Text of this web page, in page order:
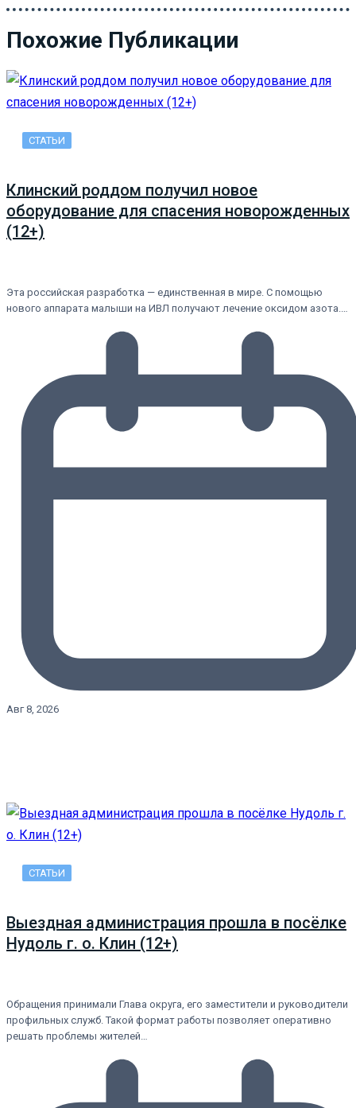
Похожие Публикации
СТАТЬИ
Клинский роддом получил новое
оборудование для спасения новорожденных
(12+)
Эта российская разработка — единственная в мире. С помощью
нового аппарата малыши на ИВЛ получают лечение оксидом азота.…
Авг 8, 2026
СТАТЬИ
Выездная администрация прошла в посёлке
Нудоль г. о. Клин (12+)
Обращения принимали Глава округа, его заместители и руководители
профильных служб. Такой формат работы позволяет оперативно
решать проблемы жителей…